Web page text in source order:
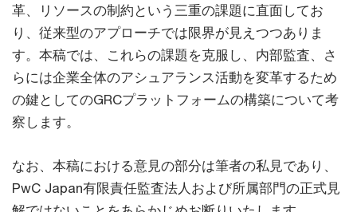
革、リソースの制約という三重の課題に直面してお
り、従来型のアプローチでは限界が見えつつありま
す。本稿では、これらの課題を克服し、内部監査、さ
らには企業全体のアシュアランス活動を変革するため
の鍵としてのGRCプラットフォームの構築について考
察します。
なお、本稿における意見の部分は筆者の私見であり、
PwC Japan有限責任監査法人および所属部門の正式見